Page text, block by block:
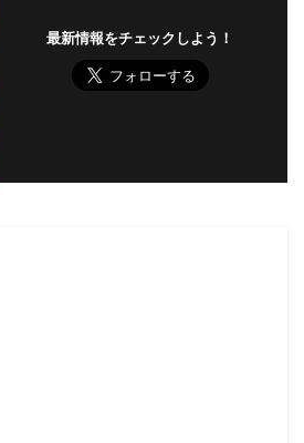
最新情報をチェックしよう！